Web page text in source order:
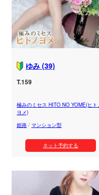
ゆみ (39)
T.159
極みのミセス HITO NO YOME(ヒト
ヨメ)
姫路 / マンション型
ネット予約する